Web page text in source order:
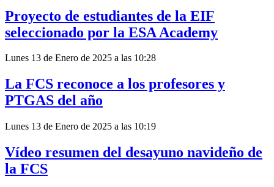
Proyecto de estudiantes de la EIF
seleccionado por la ESA Academy
Lunes 13 de Enero de 2025 a las 10:28
La FCS reconoce a los profesores y
PTGAS del año
Lunes 13 de Enero de 2025 a las 10:19
Vídeo resumen del desayuno navideño de
la FCS